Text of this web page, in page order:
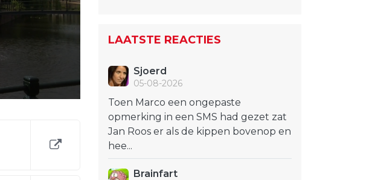
LAATSTE REACTIES
Sjoerd
05-08-2026
Toen Marco een ongepaste
opmerking in een SMS had gezet zat
Jan Roos er als de kippen bovenop en
hee...
Brainfart